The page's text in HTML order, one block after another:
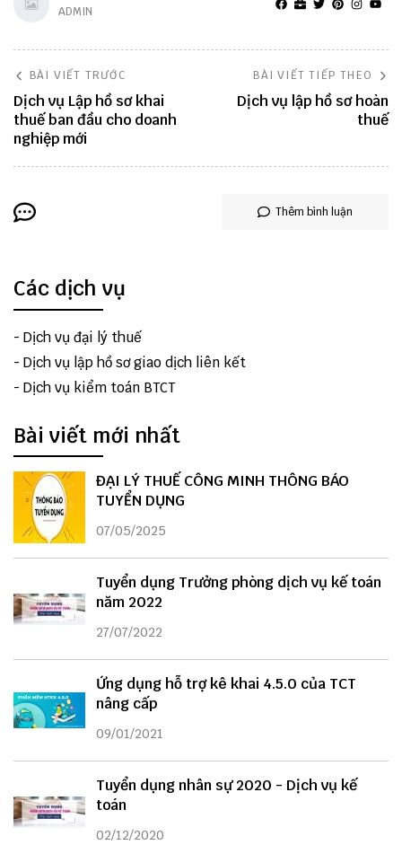
ADMIN
BÀI VIẾT TRƯỚC
Dịch vụ Lập hồ sơ khai
thuế ban đầu cho doanh
nghiệp mới
BÀI VIẾT TIẾP THEO
Dịch vụ lập hồ sơ hoàn
thuế
Thêm bình luận
Các dịch vụ
- Dịch vụ đại lý thuế
- Dịch vụ lập hồ sơ giao dịch liên kết
- Dịch vụ kiểm toán BTCT
Bài viết mới nhất
ĐẠI LÝ THUẾ CÔNG MINH THÔNG BÁO
TUYỂN DỤNG
07/05/2025
Tuyển dụng Trưởng phòng dịch vụ kế toán
năm 2022
27/07/2022
Ứng dụng hỗ trợ kê khai 4.5.0 của TCT
nâng cấp
09/01/2021
Tuyển dụng nhân sự 2020 - Dịch vụ kế
toán
02/12/2020